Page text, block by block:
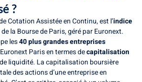
?
Cotation Assistée en Continu, est l’indice
de la Bourse de Paris, géré par Euronext.
les40 plus grandes entreprises
Paris en termes decapitalisation
liquidité. La capitalisation boursière
des actions d’une entreprise en